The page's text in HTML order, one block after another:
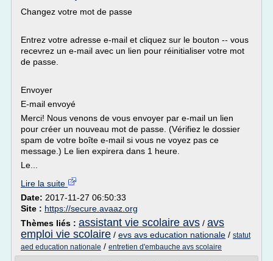
Changez votre mot de passe
Entrez votre adresse e-mail et cliquez sur le bouton -- vous
recevrez un e-mail avec un lien pour réinitialiser votre mot
de passe.
Envoyer
E-mail envoyé
Merci! Nous venons de vous envoyer par e-mail un lien
pour créer un nouveau mot de passe. (Vérifiez le dossier
spam de votre boîte e-mail si vous ne voyez pas ce
message.) Le lien expirera dans 1 heure.
Le...
Lire la suite
Date: 2017-11-27 06:50:33
Site : https://secure.avaaz.org
Thèmes liés : assistant vie scolaire avs / avs
emploi vie scolaire / evs avs education nationale / statut
aed education nationale / entretien d'embauche avs scolaire